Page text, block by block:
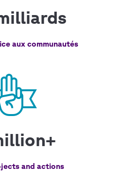
aux communautés
and actions